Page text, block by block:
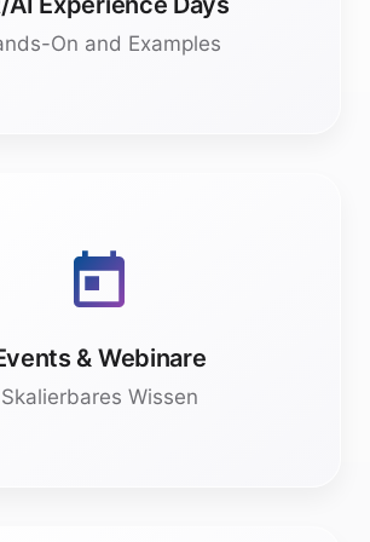
Prioritäten.
& Webinare
Skalierbares Wissen
REICHWEITE
Moderation und Expertise für
Kick-Offs und Townhalls inkl.
Demos und Hands-On.